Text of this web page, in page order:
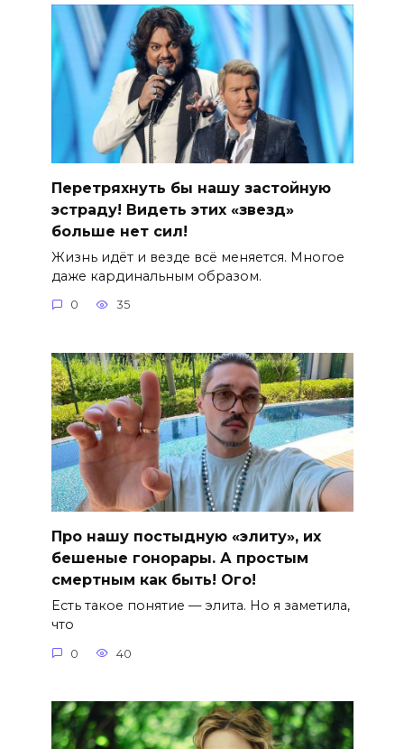
Перетряхнуть бы нашу застойную
эстраду! Видеть этих «звезд»
больше нет сил!
Жизнь идёт и везде всё меняется. Многое
даже кардинальным образом.
0 35
Про нашу постыдную «элиту», их
бешеные гонорары. А простым
смертным как быть! Ого!
Есть такое понятие — элита. Но я заметила,
что
0 40